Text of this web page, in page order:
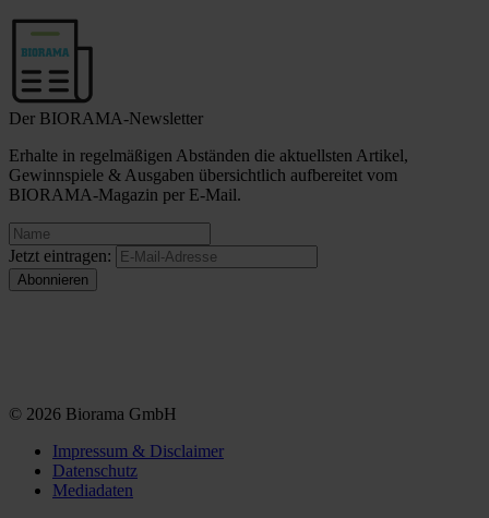
Der BIORAMA-Newsletter
Erhalte in regelmäßigen Abständen die aktuellsten Artikel,
Gewinnspiele & Ausgaben übersichtlich aufbereitet vom
BIORAMA-Magazin per E-Mail.
Jetzt eintragen:
© 2026 Biorama GmbH
Impressum & Disclaimer
Datenschutz
Mediadaten